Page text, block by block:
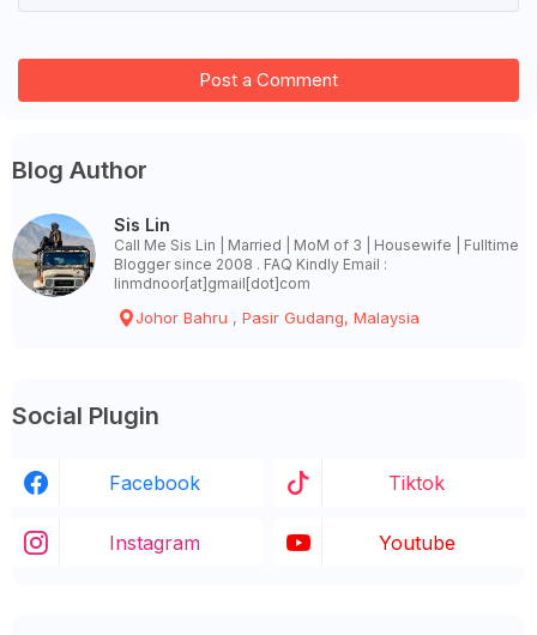
Post a Comment
Blog Author
Sis Lin
Call Me Sis Lin | Married | MoM of 3 | Housewife | Fulltime
Blogger since 2008 . FAQ Kindly Email :
linmdnoor[at]gmail[dot]com
Johor Bahru , Pasir Gudang, Malaysia
Social Plugin
Facebook Tiktok
Instagram Youtube